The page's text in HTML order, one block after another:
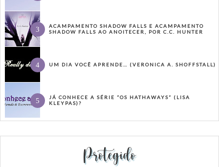
ACAMPAMENTO SHADOW FALLS E ACAMPAMENTO
SHADOW FALLS AO ANOITECER, POR C.C. HUNTER
UM DIA VOCÊ APRENDE… (VERONICA A. SHOFFSTALL)
JÁ CONHECE A SÉRIE “OS HATHAWAYS” (LISA
KLEYPAS)?
Protegido